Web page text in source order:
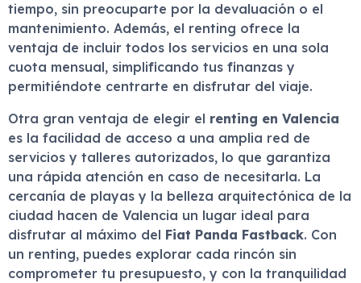
tiempo, sin preocuparte por la devaluación o el
mantenimiento. Además, el renting ofrece la
ventaja de incluir todos los servicios en una sola
cuota mensual, simplificando tus finanzas y
permitiéndote centrarte en disfrutar del viaje.
Otra gran ventaja de elegir el renting en Valencia
es la facilidad de acceso a una amplia red de
servicios y talleres autorizados, lo que garantiza
una rápida atención en caso de necesitarla. La
cercanía de playas y la belleza arquitectónica de la
ciudad hacen de Valencia un lugar ideal para
disfrutar al máximo del Fiat Panda Fastback. Con
un renting, puedes explorar cada rincón sin
comprometer tu presupuesto, y con la tranquilidad